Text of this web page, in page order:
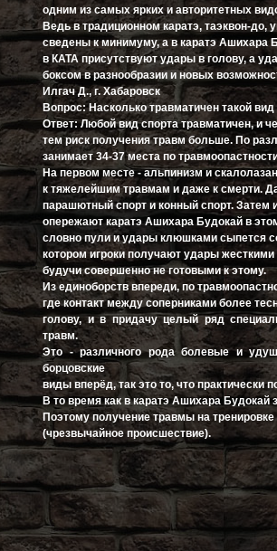
одним из самых ярких и авторитетных
Ведь в традиционном каратэ, таэквон-
сведены к минимуму, а в каратэ Ашихара
в КАТА присутствуют удары в голову, а
боксом в разнообразии и новых
Илгач Д., г. Хабаровск
Вопрос: Насколько травматичен такой
Ответ: Любой вид спорта травматичен, и
тем риск получения травм больше. По
занимает 34-37 места по
На первом месте - альпинизм и
к тяжелейшим травмам и даже к смерти.
парашютный спорт и конный спорт. Затем
опережают каратэ Ашихара Будокай в
словно пули и удары клюшками сыпется
котором игроки получают удары
будучи совершенно не готовыми к этому.
Из единоборств впереди, по
где контакт между соперниками более
голову, и в придачу целый ряд
травм.
Это - различного рода болевые и
борцовские
виды вперёд, так это то, что практически
В то время как в каратэ Ашихара
Поэтому получение травмы на
(чрезвычайное происшествие).